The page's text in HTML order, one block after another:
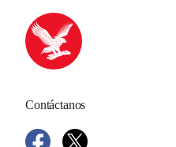
Contáctanos